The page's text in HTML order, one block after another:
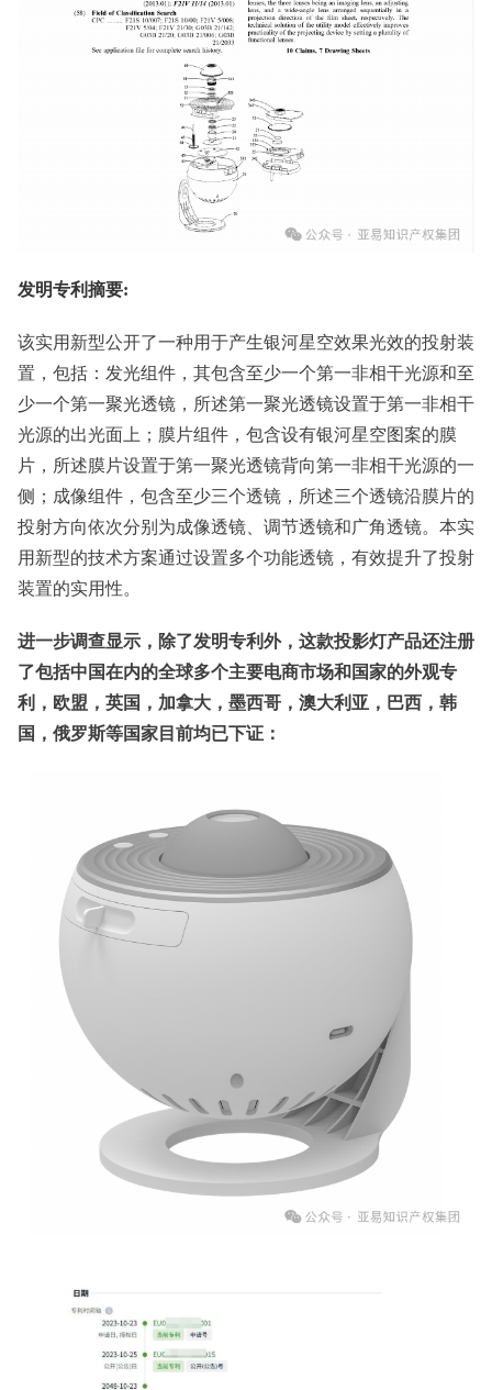
发明专利摘要:
该实用新型公开了一种用于产生银河星空效果光效的投射装
置，包括：发光组件，其包含至少一个第一非相干光源和至
少一个第一聚光透镜，所述第一聚光透镜设置于第一非相干
光源的出光面上；膜片组件，包含设有银河星空图案的膜
片，所述膜片设置于第一聚光透镜背向第一非相干光源的一
侧；成像组件，包含至少三个透镜，所述三个透镜沿膜片的
投射方向依次分别为成像透镜、调节透镜和广角透镜。本实
用新型的技术方案通过设置多个功能透镜，有效提升了投射
装置的实用性。
进一步调查显示，除了发明专利外，这款投影灯产品还注册
了包括中国在内的全球多个主要电商市场和国家的外观专
利，欧盟，英国，加拿大，墨西哥，澳大利亚，巴西，韩
国，俄罗斯等国家目前均已下证：